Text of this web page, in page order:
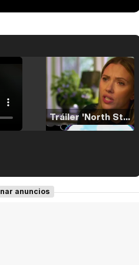
Tráiler 'North Star' (2023)
anuncios